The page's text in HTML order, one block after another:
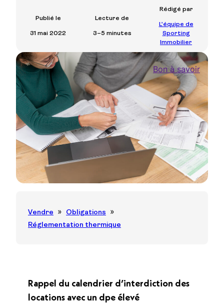
Bon à savoir
Publié le
31 mai 2022
Lecture de
3–5 minutes
Rédigé par
L’équipe de
Sporting
Immobilier
Vendre
Obligations
Réglementation thermique
Rappel du calendrier d’interdiction des
locations avec un dpe élevé